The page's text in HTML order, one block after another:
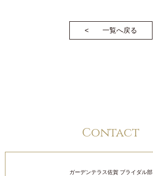
一覧へ戻る
Contact
ガーデンテラス佐賀 ブライダル部